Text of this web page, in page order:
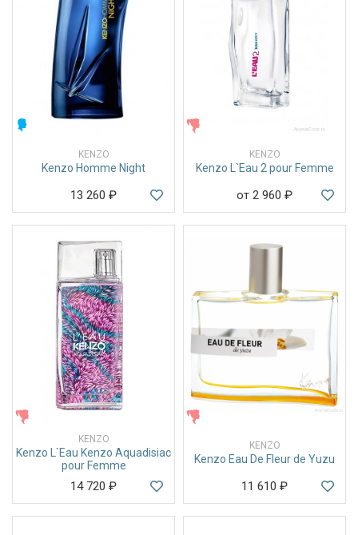
KENZO
Kenzo Homme Night
13 260 ₽
KENZO
Kenzo L`Eau 2 pour Femme
от 2 960 ₽
KENZO
Kenzo L`Eau Kenzo Aquadisiac
pour Femme
14 720 ₽
KENZO
Kenzo Eau De Fleur de Yuzu
11 610 ₽